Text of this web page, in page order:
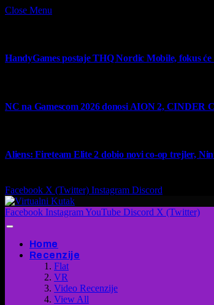
Close Menu
HandyGames postaje THQ Nordic Mobile, fokus
NC na Gamescom 2026 donosi AION 2,
Aliens: Fireteam Elite 2 dobio novi co-op trejler,
Facebook X (Twitter) Instagram Discord
Facebook InstagramYouTube Discord X (Twitter)
Home
Recenzije
Flat
VR
Video Recenzije
View All